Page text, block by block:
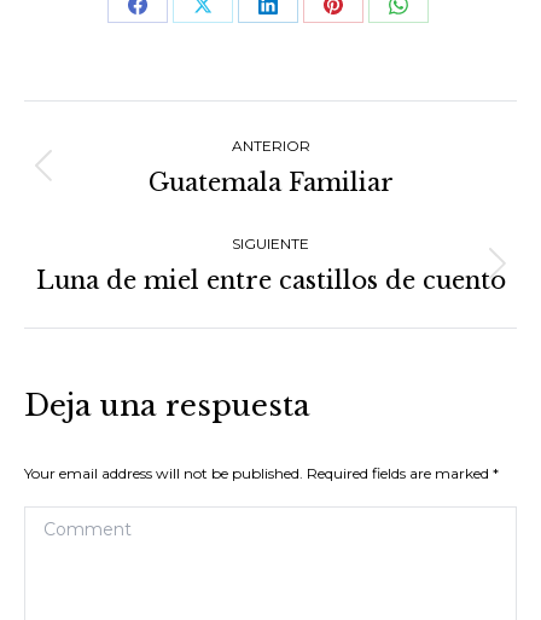
Share Share Share Share Share
entre
proyectos
ANTERIOR
Proyecto
Guatemala Familiar
SIGUIENTE
Proyecto
Luna de miel entre castillos de cuento
Deja una respuesta
Your email address will not be published. Required fields are marked *
Comment